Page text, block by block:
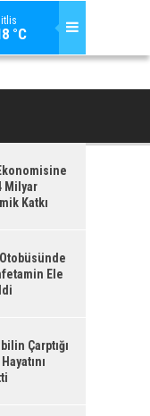
°C
ADİLCEVAZ /
KÖY, KARANTINAYA
Milyar
Katkı
Ele
Çarptığı